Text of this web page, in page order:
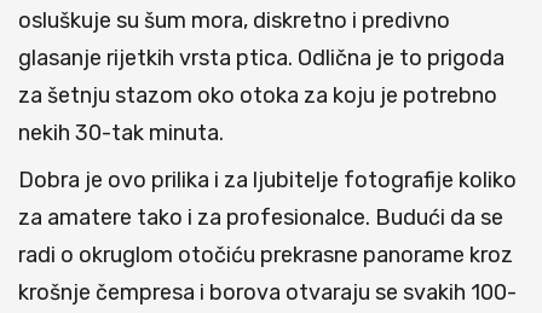
osluškuje su šum mora, diskretno i predivno
glasanje rijetkih vrsta ptica. Odlična je to prigoda
za šetnju stazom oko otoka za koju je potrebno
nekih 30-tak minuta.
Dobra je ovo prilika i za ljubitelje fotografije koliko
za amatere tako i za profesionalce. Budući da se
radi o okruglom otočiću prekrasne panorame kroz
krošnje čempresa i borova otvaraju se svakih 100-